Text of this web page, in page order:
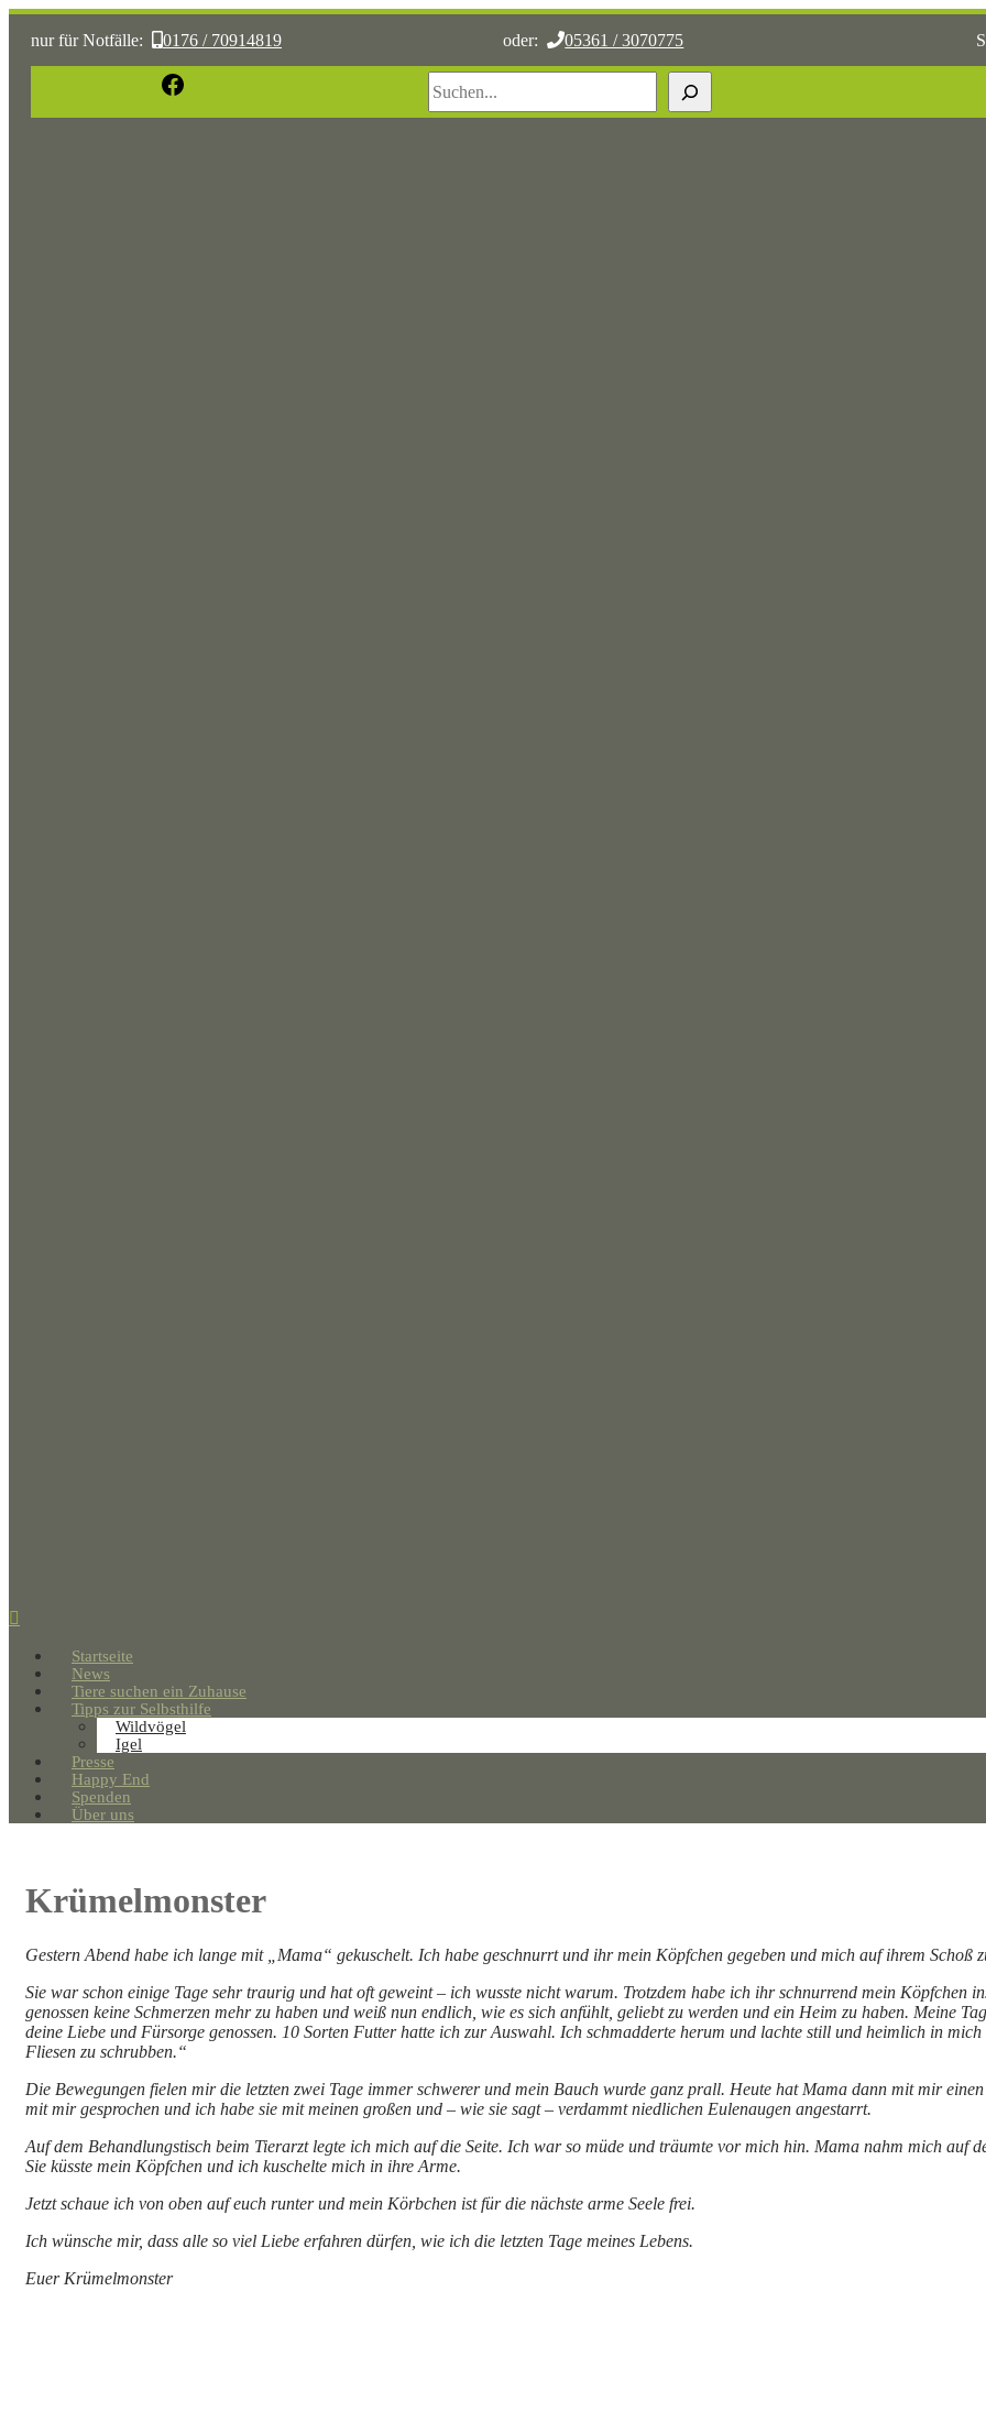
nur für Notfälle: 0176 / 70914819 oder: 05361 / 3070775
Startseite
News
Tiere suchen ein Zuhause
Tipps zur Selbsthilfe
Wildvögel
Igel
Presse
Happy End
Spenden
Über uns
Krümelmonster
Gestern Abend habe ich lange mit „Mama“ gekuschelt. Ich habe geschnurrt und ihr mein Köpfchen gegeben und mich auf ihrem Schoß
Sie war schon einige Tage sehr traurig und hat oft geweint – ich wusste nicht warum. Trotzdem habe ich ihr schnurrend mein Köpfchen
genossen keine Schmerzen mehr zu haben und weiß nun endlich, wie es sich anfühlt, geliebt zu werden und ein Heim zu haben. Meine
deine Liebe und Fürsorge genossen. 10 Sorten Futter hatte ich zur Auswahl. Ich schmadderte herum und lachte still und heimlich in
Fliesen zu schrubben.“
Die Bewegungen fielen mir die letzten zwei Tage immer schwerer und mein Bauch wurde ganz prall. Heute hat Mama dann mit mir
mit mir gesprochen und ich habe sie mit meinen großen und – wie sie sagt – verdammt niedlichen Eulenaugen angestarrt.
Auf dem Behandlungstisch beim Tierarzt legte ich mich auf die Seite. Ich war so müde und träumte vor mich hin. Mama nahm mich auf
Sie küsste mein Köpfchen und ich kuschelte mich in ihre Arme.
Jetzt schaue ich von oben auf euch runter und mein Körbchen ist für die nächste arme Seele frei.
Ich wünsche mir, dass alle so viel Liebe erfahren dürfen, wie ich die letzten Tage meines Lebens.
Euer Krümelmonster